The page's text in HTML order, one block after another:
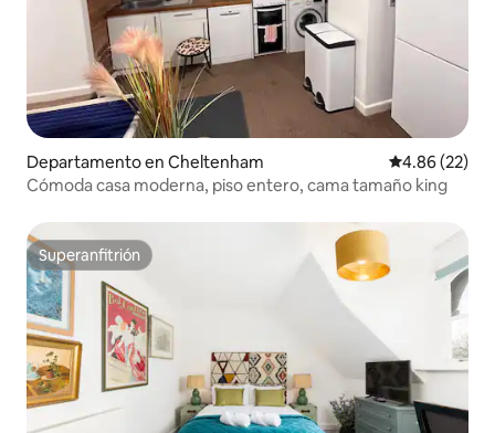
Departamento en Cheltenham Calificación
4.86 (22)
Cómoda casa moderna, piso entero, cama tamaño king
Superanfitrión
Superanfitrión